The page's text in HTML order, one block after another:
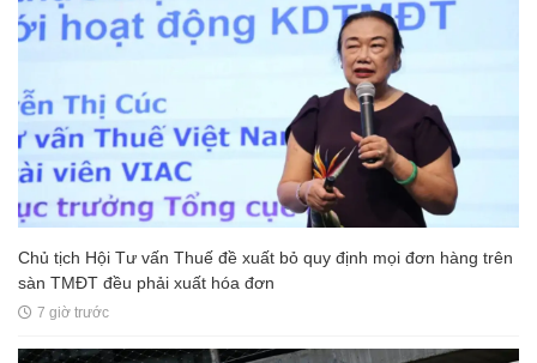
Chủ tịch Hội Tư vấn Thuế đề xuất bỏ quy định mọi đơn hàng trên
sàn TMĐT đều phải xuất hóa đơn
7 giờ trước